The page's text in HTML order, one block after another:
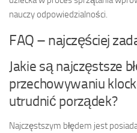
nauczy odpowiedzialności.
FAQ – najczęściej
Jakie są najczęstsze
przechowywaniu
utrudnić porządek?
Najczęstszym błędem jest